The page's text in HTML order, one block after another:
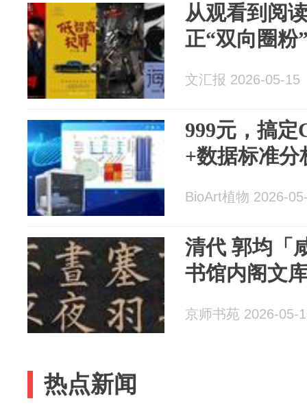
从观看到阅
正“双向圈粉
文汇报 2026-05-15
999元，搞定
+数据标准分
BioArt植物 2026-
清代 郭均「
书馆内阁文
京师书苑 2026-05-
热点新闻